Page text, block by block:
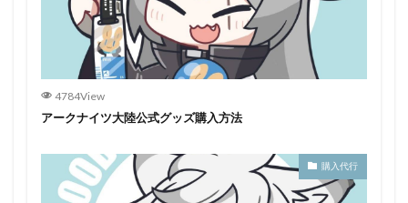
4784View
アークナイツ大陸公式グッズ購入方法
購入代行